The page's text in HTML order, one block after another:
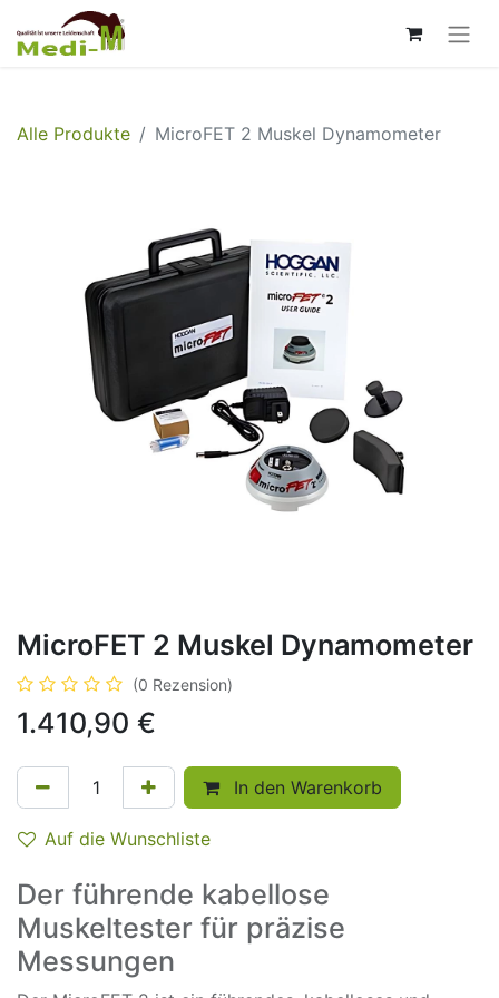
Alle Produkte MicroFET 2 Muskel Dynamometer
MicroFET 2 Muskel Dynamometer
(0 Rezension)
1.410,90 €
In den Warenkorb
Auf die Wunschliste
Der führende kabellose
Muskeltester für präzise
Messungen